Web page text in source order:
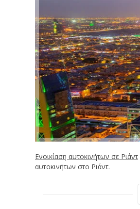
Ενοικίαση αυτοκινήτων σε Ριάντ
αυτοκινήτων στο Ριάντ.